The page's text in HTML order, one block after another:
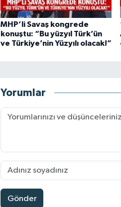
MHP’li Savaş kongrede
konuştu: “Bu yüzyıl Türk’ün
ve Türkiye’nin Yüzyılı olacak!”
Yorumlar
Gönder